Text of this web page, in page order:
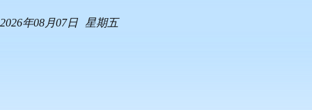
2026年08月07日 星期五